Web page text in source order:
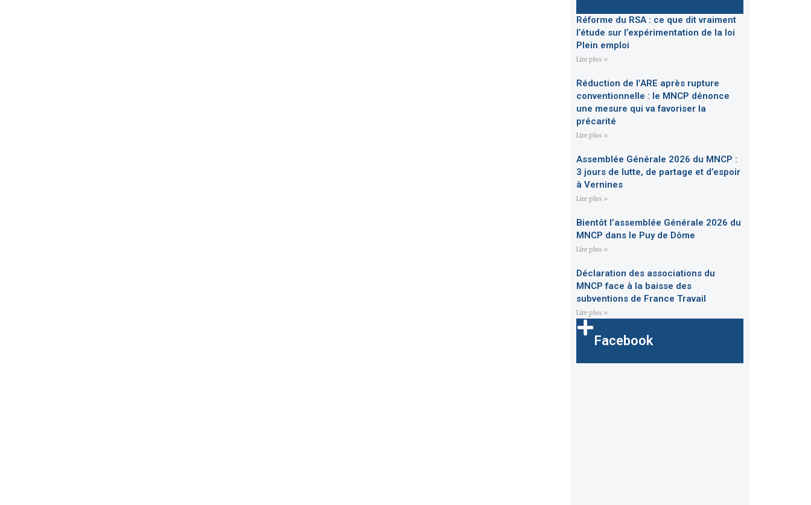
Réforme du RSA : ce que dit vraiment
l’étude sur l’expérimentation de la loi
Plein emploi
Lire plus »
Réduction de l’ARE après rupture
conventionnelle : le MNCP dénonce
une mesure qui va favoriser la
précarité
Lire plus »
Assemblée Générale 2026 du MNCP :
3 jours de lutte, de partage et d’espoir
à Vernines
Lire plus »
Bientôt l’assemblée Générale 2026 du
MNCP dans le Puy de Dôme
Lire plus »
Déclaration des associations du
MNCP face à la baisse des
subventions de France Travail
Lire plus »
Facebook